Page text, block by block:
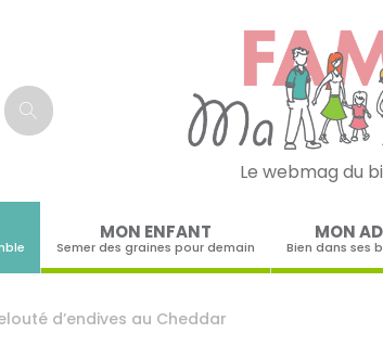
Le webmag du
MON ENFANT
Semer des graines pour demain
MON
Bien dans ses
d’endives au Cheddar